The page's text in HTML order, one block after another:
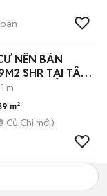
NÊN BÁN
SHR TẠI TÂN
m
m²
Củ Chi mới)